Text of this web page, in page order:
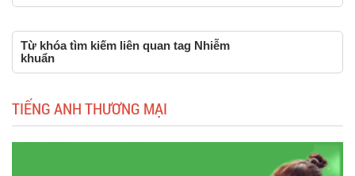
Từ khóa tìm kiếm liên quan tag Nhiễm
khuẩn
TIẾNG ANH THƯƠNG MẠI